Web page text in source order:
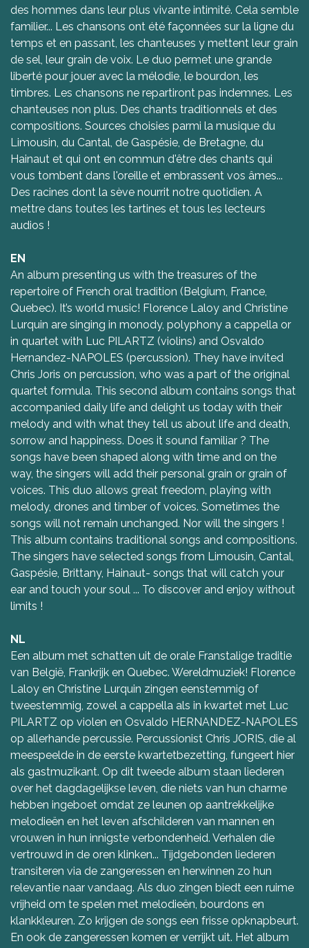
des hommes dans leur plus vivante intimité. Cela semble
familier... Les chansons ont été façonnées sur la ligne du
temps et en passant, les chanteuses y mettent leur grain
de sel, leur grain de voix. Le duo permet une grande
liberté pour jouer avec la mélodie, le bourdon, les
timbres. Les chansons ne repartiront pas indemnes. Les
chanteuses non plus. Des chants traditionnels et des
compositions. Sources choisies parmi la musique du
Limousin, du Cantal, de Gaspésie, de Bretagne, du
Hainaut et qui ont en commun d'être des chants qui
vous tombent dans l'oreille et embrassent vos âmes...
Des racines dont la sève nourrit notre quotidien. A
mettre dans toutes les tartines et tous les lecteurs
audios !
EN
An album presenting us with the treasures of the
repertoire of French oral tradition (Belgium, France,
Quebec). It’s world music! Florence Laloy and Christine
Lurquin are singing in monody, polyphony a cappella or
in quartet with Luc PILARTZ (violins) and Osvaldo
Hernandez-NAPOLES (percussion). They have invited
Chris Joris on percussion, who was a part of the original
quartet formula. This second album contains songs that
accompanied daily life and delight us today with their
melody and with what they tell us about life and death,
sorrow and happiness. Does it sound familiar ? The
songs have been shaped along with time and on the
way, the singers will add their personal grain or grain of
voices. This duo allows great freedom, playing with
melody, drones and timber of voices. Sometimes the
songs will not remain unchanged. Nor will the singers !
This album contains traditional songs and compositions.
The singers have selected songs from Limousin, Cantal,
Gaspésie, Brittany, Hainaut- songs that will catch your
ear and touch your soul ... To discover and enjoy without
limits !
NL
Een album met schatten uit de orale Franstalige traditie
van België, Frankrijk en Quebec. Wereldmuziek! Florence
Laloy en Christine Lurquin zingen eenstemmig of
tweestemmig, zowel a cappella als in kwartet met Luc
PILARTZ op violen en Osvaldo HERNANDEZ-NAPOLES
op allerhande percussie. Percussionist Chris JORIS, die al
meespeelde in de eerste kwartetbezetting, fungeert hier
als gastmuzikant. Op dit tweede album staan liederen
over het dagdagelijkse leven, die niets van hun charme
hebben ingeboet omdat ze leunen op aantrekkelijke
melodieën en het leven afschilderen van mannen en
vrouwen in hun innigste verbondenheid. Verhalen die
vertrouwd in de oren klinken... Tijdgebonden liederen
transiteren via de zangeressen en herwinnen zo hun
relevantie naar vandaag. Als duo zingen biedt een ruime
vrijheid om te spelen met melodieën, bourdons en
klankkleuren. Zo krijgen de songs een frisse opknapbeurt.
En ook de zangeressen komen er verrijkt uit. Het album